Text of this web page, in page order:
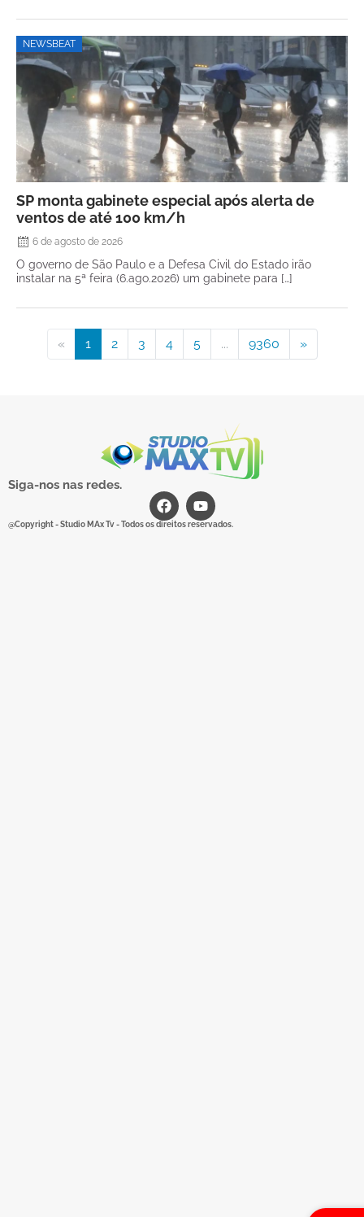
NEWSBEAT
SP monta gabinete especial após alerta de
ventos de até 100 km/h
6 de agosto de 2026
O governo de São Paulo e a Defesa Civil do Estado irão
instalar na 5ª feira (6.ago.2026) um gabinete para […]
« 1 2 3 4 5 ... 9360 »
Siga-nos nas redes.
@Copyright - Studio MAx Tv - Todos os direitos reservados.